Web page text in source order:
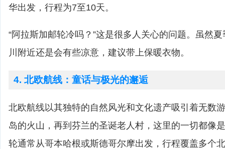
华出发，行程为7至10天。
“阿拉斯加邮轮冷吗？”这是很多人关心的问题。虽然
川附近还是会有些凉意，建议带上保暖衣物。
4. 北欧航线：童话与极光的邂逅
北欧航线以其独特的自然风光和文化遗产吸引着无数
岛的火山，再到芬兰的圣诞老人村，这里的一切都像
轮通常从哥本哈根或斯德哥尔摩出发，行程覆盖多个